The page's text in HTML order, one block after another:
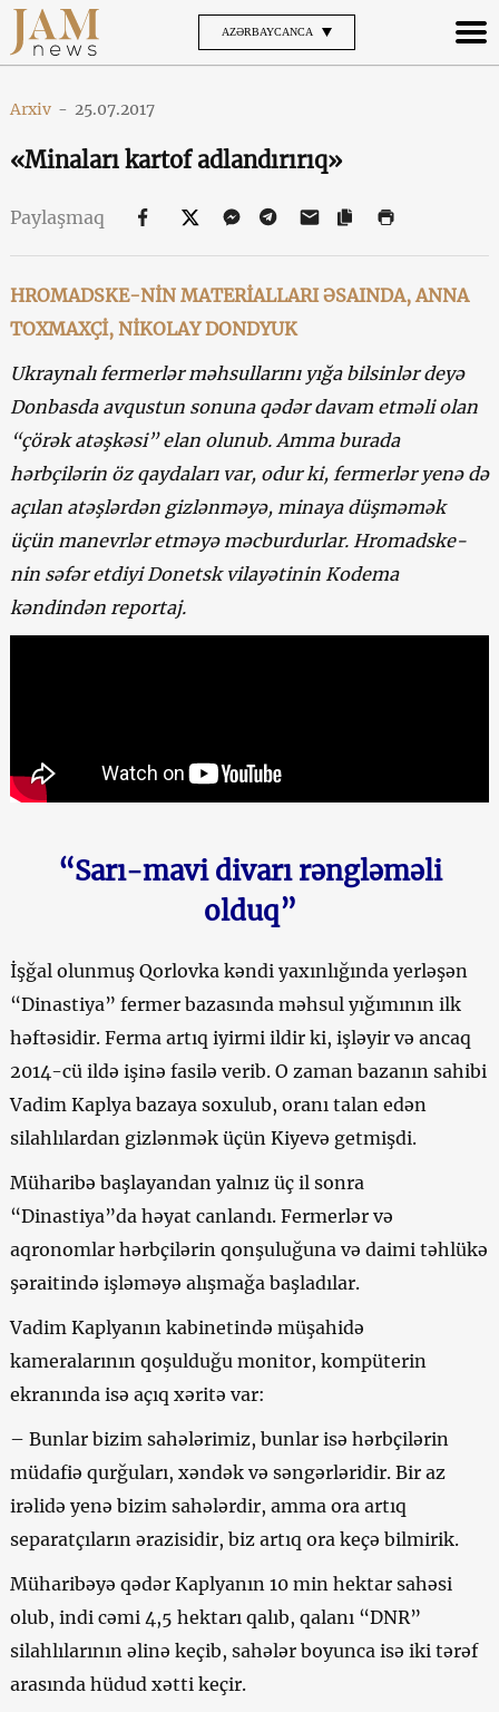
AZƏRBAYCANCA
Arxiv - 25.07.2017
«Minaları kartof adlandırırıq»
Paylaşmaq
HROMADSKE-NİN MATERİALLARI ƏSAINDA, ANNA
TOXMAXÇİ, NİKOLAY DONDYUK
Ukraynalı fermerlər məhsullarını yığa bilsinlər deyə
Donbasda avqustun sonuna qədər davam etməli olan
“çörək atəşkəsi” elan olunub. Amma burada
hərbçilərin öz qaydaları var, odur ki, fermerlər yenə də
açılan atəşlərdən gizlənməyə, minaya düşməmək
üçün manevrlər etməyə məcburdurlar. Hromadske-
nin səfər etdiyi Donetsk vilayətinin Kodema
kəndindən reportaj.
“Sarı-mavi divarı rəngləməli
olduq”
İşğal olunmuş Qorlovka kəndi yaxınlığında yerləşən
“Dinastiya” fermer bazasında məhsul yığımının ilk
həftəsidir. Ferma artıq iyirmi ildir ki, işləyir və ancaq
2014-cü ildə işinə fasilə verib. O zaman bazanın sahibi
Vadim Kaplya bazaya soxulub, oranı talan edən
silahlılardan gizlənmək üçün Kiyevə getmişdi.
Müharibə başlayandan yalnız üç il sonra
“Dinastiya”da həyat canlandı. Fermerlər və
aqronomlar hərbçilərin qonşuluğuna və daimi təhlükə
şəraitində işləməyə alışmağa başladılar.
Vadim Kaplyanın kabinetində müşahidə
kameralarının qoşulduğu monitor, kompüterin
ekranında isə açıq xəritə var:
– Bunlar bizim sahələrimiz, bunlar isə hərbçilərin
müdafiə qurğuları, xəndək və səngərləridir. Bir az
irəlidə yenə bizim sahələrdir, amma ora artıq
separatçıların ərazisidir, biz artıq ora keçə bilmirik.
Müharibəyə qədər Kaplyanın 10 min hektar sahəsi
olub, indi cəmi 4,5 hektarı qalıb, qalanı “DNR”
silahlılarının əlinə keçib, sahələr boyunca isə iki tərəf
arasında hüdud xətti keçir.